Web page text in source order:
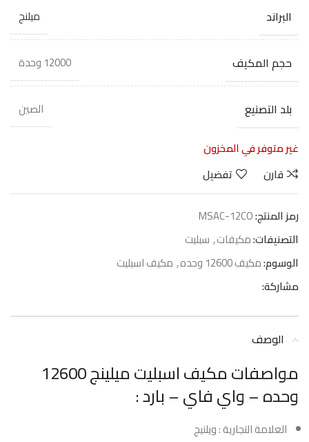
البراند ميلنج
حجم المكيف 12000 وحدة
بلد التصنيع
الصين
غير متوفر في المخزون
قارن
تفضيل
رمز المنتج:MSAC-12CO
التصنيفات:مكيفات, سبليت
الوسوم:مكيف 12600 وحده , مكيف اسبليت
مشاركة:
الوصف
مواصفات مكيف اسبليت ميلينج 12600
وحده – واي فاي – بارد :
العلامة التجارية : ويلنيج